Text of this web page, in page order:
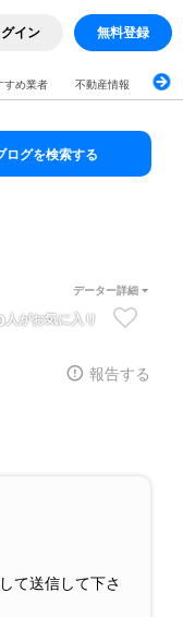
イン 無料登録
すめ業者 不動産情報 ブログ
ログを検索する
人がお気に入り
データー詳細
報告する
て送信して下さ